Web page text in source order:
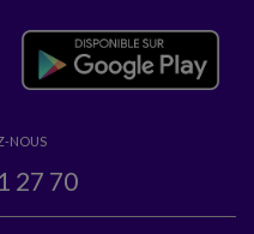
NOUS
27 70